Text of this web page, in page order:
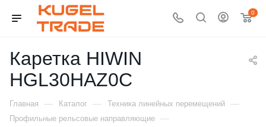
0
Каретка HIWIN
HGL30HAZ0C
Главная — Каталог — Техника линейных перемещений —
Профильные рельсовые направляющие —